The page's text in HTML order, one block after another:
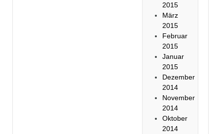
2015
März
2015
Februar
2015
Januar
2015
Dezember
2014
November
2014
Oktober
2014